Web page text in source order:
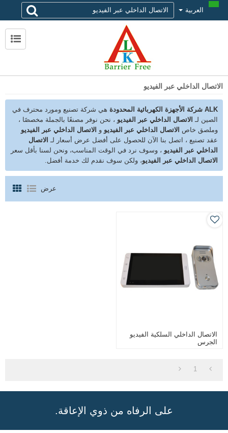
العربية
الاتصال الداخلي عبر الفيديو
ALK شركة الأجهزة الكهربائية المحدودة
هي شركة تصنيع ومورد محترف في
الصين لـ الاتصال الداخلي عبر الفيديو ، نحن نوفر مصنعًا بالجملة مخصصًا ،
وملصق خاص الاتصال الداخلي عبر الفيديو و الاتصال الداخلي عبر الفيديو
عقد تصنيع ، اتصل بنا الآن للحصول على أفضل عرض أسعار لـ الاتصال
الداخلي عبر الفيديو ، وسوف نرد في الوقت المناسب، ونحن لسنا بأقل سعر
الاتصال الداخلي عبر الفيديو، ولكن سوف نقدم لك خدمة أفضل.
عرض
الاتصال الداخلي السلكية الفيديو
الجرس
1
على الرفاه من ذوي الإعاقة.